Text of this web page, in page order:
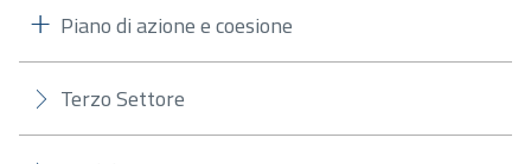
Piano di azione e coesione
Terzo Settore